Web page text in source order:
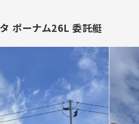
ポーナム26L 委託艇